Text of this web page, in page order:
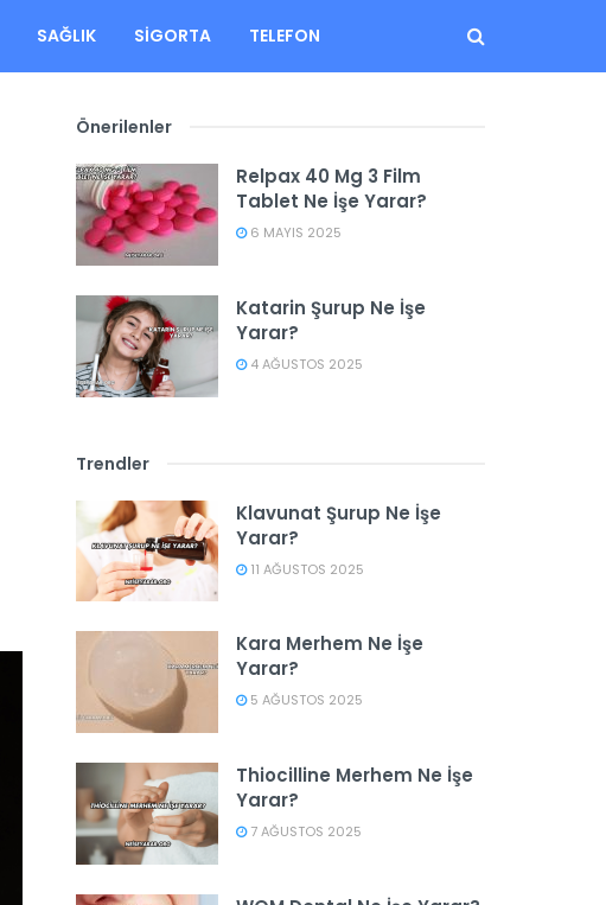
SAĞLIK SIGORTA TELEFON
Önerilenler
Relpax 40 Mg 3 Film
Tablet Ne İşe Yarar?
6 MAYIS 2025
Katarin Şurup Ne İşe
Yarar?
4 AĞUSTOS 2025
Trendler
Klavunat Şurup Ne İşe
Yarar?
11 AĞUSTOS 2025
Kara Merhem Ne İşe
Yarar?
5 AĞUSTOS 2025
Thiocilline Merhem Ne İşe
Yarar?
7 AĞUSTOS 2025